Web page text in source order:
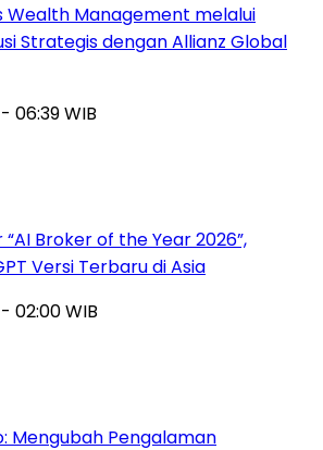
Wealth Management melalui
Strategis dengan Allianz Global
06:39 WIB
Broker of the Year 2026”,
Versi Terbaru di Asia
02:00 WIB
Mengubah Pengalaman